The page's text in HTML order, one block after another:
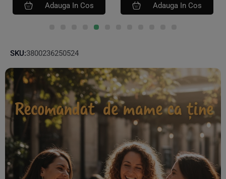
Adauga In Cos Adauga In Cos
SKU:3800236250524